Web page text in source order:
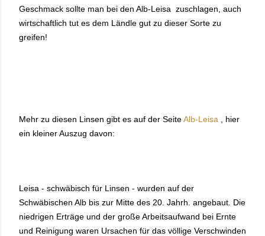
Geschmack sollte man bei den Alb-Leisa zuschlagen, auch
wirtschaftlich tut es dem Ländle gut zu dieser Sorte zu
greifen!
Mehr zu diesen Linsen gibt es auf der SeiteAlb-Leisa , hier
ein kleiner Auszug davon:
Leisa - schwäbisch für Linsen - wurden auf der
Schwäbischen Alb bis zur Mitte des 20. Jahrh. angebaut. Die
niedrigen Erträge und der große Arbeitsaufwand bei Ernte
und Reinigung waren Ursachen für das völlige Verschwinden